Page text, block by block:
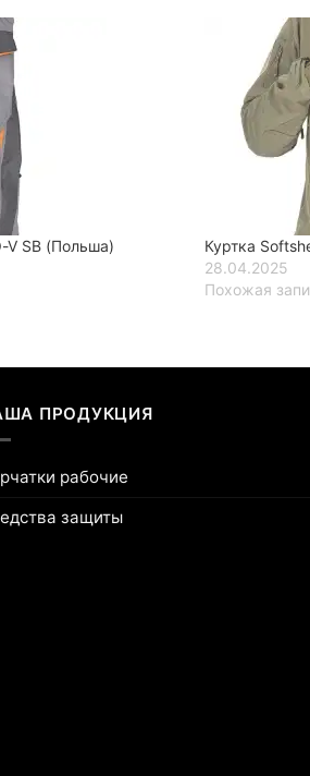
V SB (Польша)
Куртка
28.04.2025
Похожая
ПРОДУКЦИЯ
рабочие
защиты